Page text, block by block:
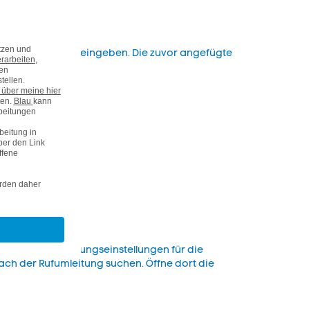
und Zahlen eingeben. Die zuvor angefügte
die Rufumleitungseinstellungen für die
der Rufumleitung suchen. Öffne dort die